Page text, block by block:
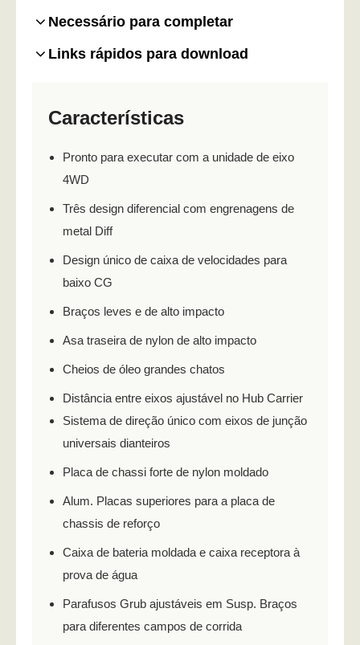
Necessário para completar
Links rápidos para download
Características
Pronto para executar com a unidade de eixo
4WD
Três design diferencial com engrenagens de
metal Diff
Design único de caixa de velocidades para
baixo CG
Braços leves e de alto impacto
Asa traseira de nylon de alto impacto
Cheios de óleo grandes chatos
Distância entre eixos ajustável no Hub Carrier
Sistema de direção único com eixos de junção
universais dianteiros
Placa de chassi forte de nylon moldado
Alum. Placas superiores para a placa de
chassis de reforço
Caixa de bateria moldada e caixa receptora à
prova de água
Parafusos Grub ajustáveis em Susp. Braços
para diferentes campos de corrida